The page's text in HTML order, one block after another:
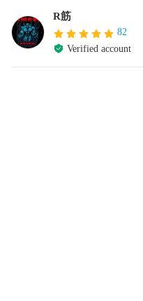
R筋
82
Verified account